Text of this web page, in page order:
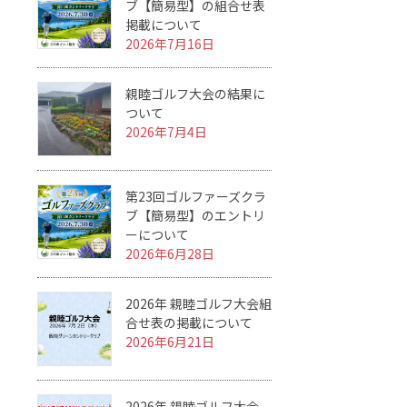
ブ【簡易型】の組合せ表
掲載について
2026年7月16日
親睦ゴルフ大会の結果に
ついて
2026年7月4日
第23回ゴルファーズクラ
ブ【簡易型】のエントリ
ーについて
2026年6月28日
2026年 親睦ゴルフ大会組
合せ表の掲載について
2026年6月21日